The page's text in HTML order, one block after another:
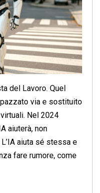
del Lavoro. Quel
via e sostituito
Nel 2024
aiuterà, non
aiuta sé stessa e
fare rumore, come